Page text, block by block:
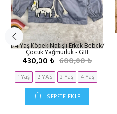
1/4 Yaş Köpek Nakışlı Erkek Bebek/
Çocuk Yağmurluk - GRİ
430,00 ₺ 600,00 ₺
1 Yaş 2 YAŞ 3 Yaş
4 Yaş
SEPETE EKLE